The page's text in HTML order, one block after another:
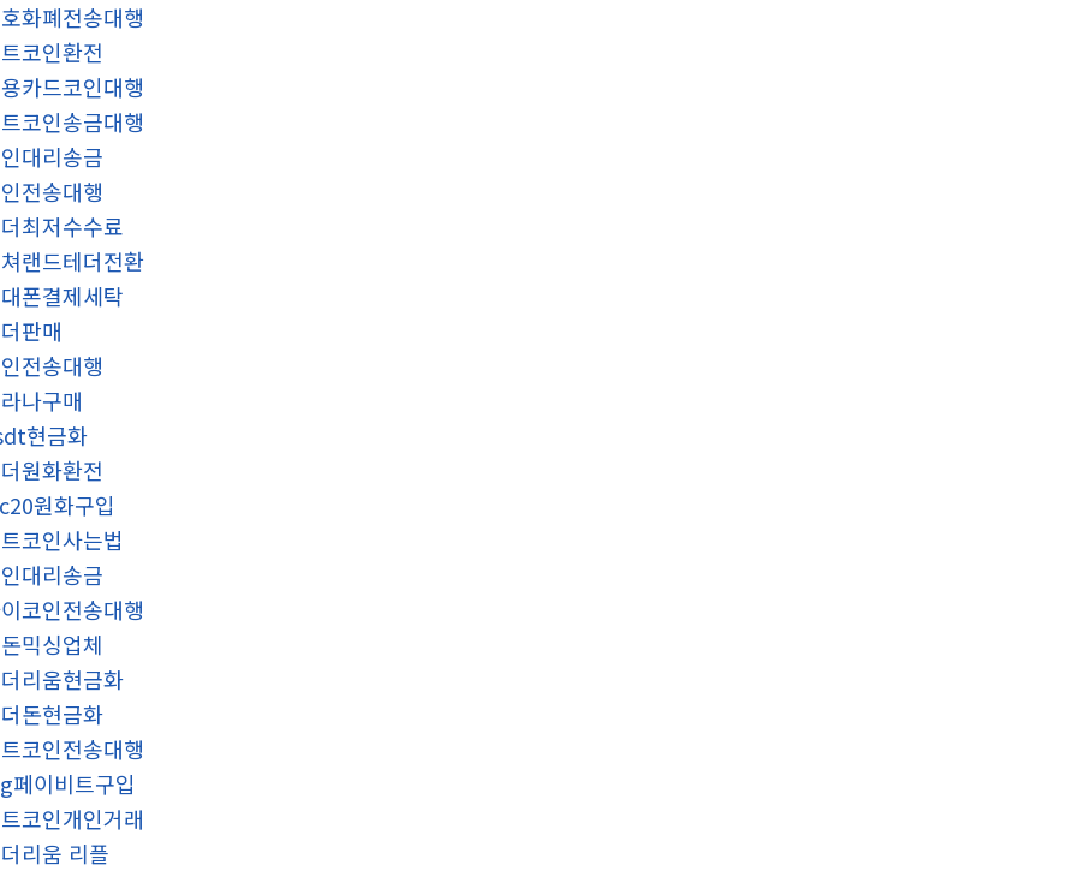
화폐전송대행
코인환전
카드코인대행
코인송금대행
대리송금
전송대행
최저수수료
랜드테더전환
폰결제세탁
판매
전송대행
나구매
현금화
원화환전
원화구입
코인사는법
대리송금
코인전송대행
믹싱업체
리움현금화
돈현금화
코인전송대행
페이비트구입
코인개인거래
리움 리플